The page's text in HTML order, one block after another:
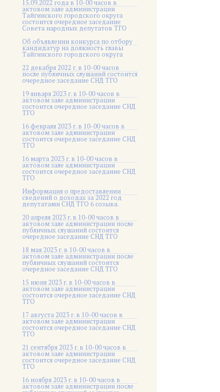
15.09.2022 года в 10-00 часов в
актовом зале администрации
Тайгинского городского округа
состоится очередное заседание
Совета народных депутатов ТГО
Об объявлении конкурса по отбору
кандидатур на должность главы
Тайгинского городского округа
22 декабря 2022 г. в 10-00 часов
после публичных слушаний состоится
очередное заседание СНД ТГО
19 января 2023 г. в 10-00 часов в
актовом зале администрации
состоится очередное заседание СНД
ТГО
16 февраля 2023 г. в 10-00 часов в
актовом зале администрации
состоится очередное заседание СНД
ТГО
16 марта 2023 г. в 10-00 часов в
актовом зале администрации
состоится очередное заседание СНД
ТГО
Информация о предоставлении
сведений о доходах за 2022 год
депутатами СНД ТГО 6 созыва.
20 апреля 2023 г. в 10-00 часов в
актовом зале администрации после
публичных слушаний состоится
очередное заседание СНД ТГО
18 мая 2023 г. в 10-00 часов в
актовом зале администрации после
публичных слушаний состоится
очередное заседание СНД ТГО
15 июня 2023 г. в 10-00 часов в
актовом зале администрации
состоится очередное заседание СНД
ТГО
17 августа 2023 г. в 10-00 часов в
актовом зале администрации
состоится очередное заседание СНД
ТГО
21 сентября 2023 г. в 10-00 часов в
актовом зале администрации
состоится очередное заседание СНД
ТГО
16 ноября 2023 г. в 10-00 часов в
актовом зале администрации после